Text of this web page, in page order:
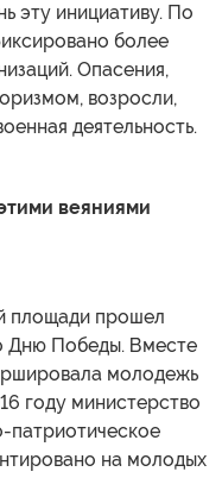
эту инициативу. По
более
Опасения,
возросли,
деятельность.
веяниями
площади прошел
Дню Победы. Вместе
молодежь
году министерство
патриотическое
на молодых